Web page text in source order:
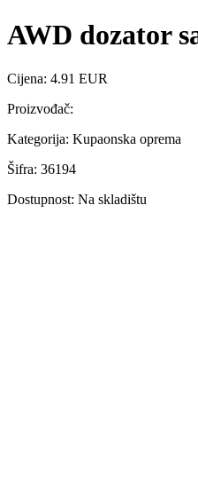
AWD dozator
Cijena: 4.91 EUR
Proizvođač:
Kategorija: Kupaonska oprema
Šifra: 36194
Dostupnost: Na skladištu